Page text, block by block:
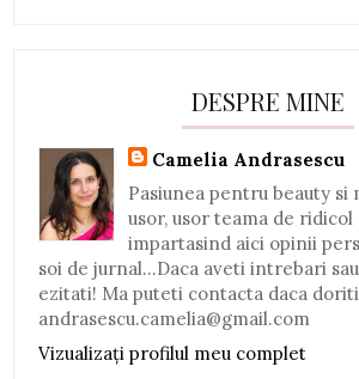
DESPRE MINE
Camelia Andrasescu
Pasiunea pentru beauty si
usor, usor teama de
impartasind aici opinii
soi de jurnal...Daca aveti intrebari
ezitati! Ma puteti contacta daca
andrasescu.camelia@gmail.com
Vizualizați profilul meu complet